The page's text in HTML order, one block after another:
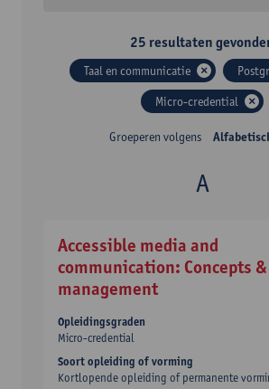
25 resultaten
Taal en communicatie
Micro-credential
Groeperen volgens
Accessible media and
communication: Concepts &
management
Opleidingsgraden
Micro-credential
Soort opleiding of vorming
Kortlopende opleiding of permanente